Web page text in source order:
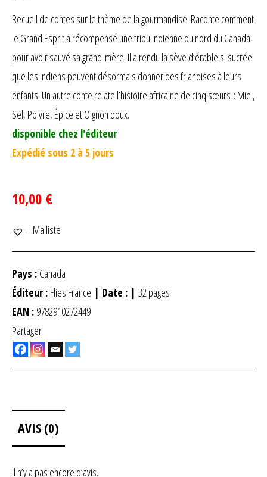
Recueil de contes sur le thème de la gourmandise. Raconte comment
le Grand Esprit a récompensé une tribu indienne du nord du Canada
pour avoir sauvé sa grand-mère. Il a rendu la sève d’érable si sucrée
que les Indiens peuvent désormais donner des friandises à leurs
enfants. Un autre conte relate l’histoire africaine de cinq sœurs : Miel,
Sel, Poivre, Épice et Oignon doux.
disponible chez l'éditeur
Expédié sous 2 à 5 jours
10,00 €
+ Ma liste
Pays : Canada
Éditeur : Flies France | Date : | 32 pages
EAN : 9782910272449
Partager
AVIS (0)
Il n’y a pas encore d’avis.